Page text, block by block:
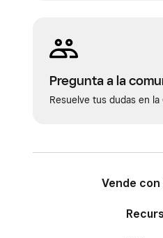
Pregunta a la
Resuelve tus dudas en la
Vende con